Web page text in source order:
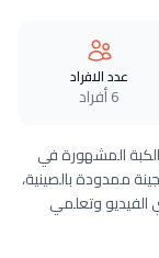
عدد الافراد
6 أفراد
الكبة المشهورة في
ممدودة بالصينية،
وتعلمي